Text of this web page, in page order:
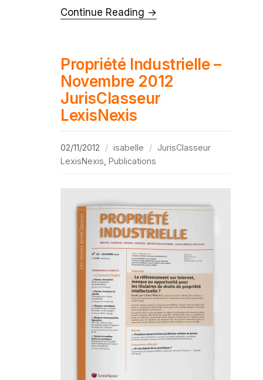
Continue Reading →
Propriété Industrielle –
Novembre 2012
JurisClasseur
LexisNexis
02/11/2012 isabelle
JurisClasseur
LexisNexis Publications